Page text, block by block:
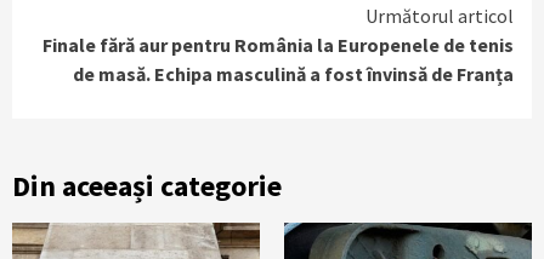
Următorul articol
Finale fără aur pentru România la Europenele de tenis
de masă. Echipa masculină a fost învinsă de Franța
Din aceeași categorie